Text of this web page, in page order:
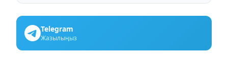
Telegram
Жазылыңыз